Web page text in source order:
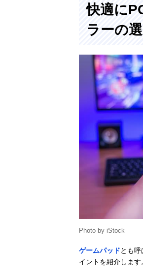
快適に
ラーの
Photo by iStock
ゲームパッドとも
イントを紹介します